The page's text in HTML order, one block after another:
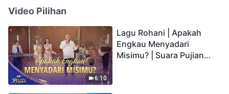
Video Pilihan
6:10
Lagu Rohani | Apakah
Engkau Menyadari
Misimu? | Suara Pujian